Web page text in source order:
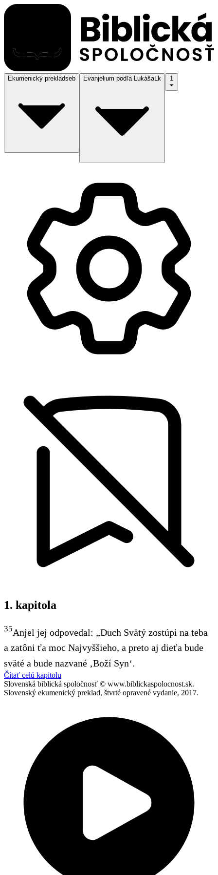
Ekumenický prekladseb Evanjelium podľa LukášaLk
1. kapitola
35Anjel jej odpovedal: „Duch Svätý zostúpi na teba
a zatôni ťa moc Najvyššieho, a preto aj dieťa bude
sväté a bude nazvané ‚Boží Syn‘.
Čítať celú kapitolu
Slovenská biblická spoločnosť © www.biblickaspolocnost.sk.
Slovenský ekumenický preklad, štvrté opravené vydanie, 2017.